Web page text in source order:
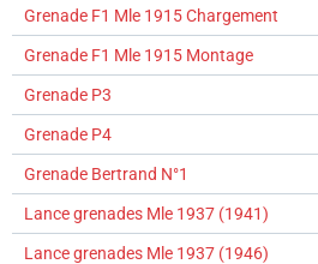
Grenade F1 Mle 1915 Chargement
Grenade F1 Mle 1915 Montage
Grenade P3
Grenade P4
Grenade Bertrand N°1
Lance grenades Mle 1937 (1941)
Lance grenades Mle 1937 (1946)